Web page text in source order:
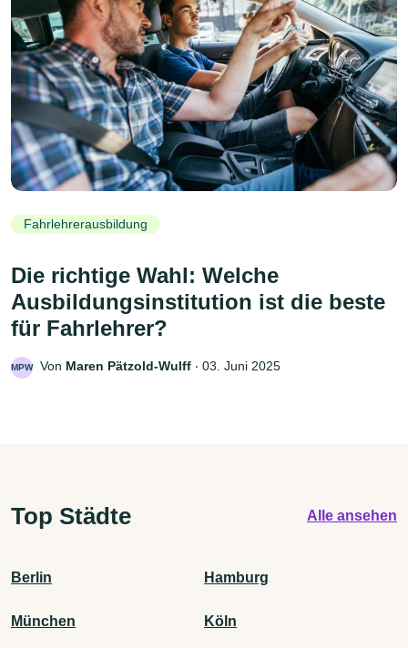
Fahrlehrerausbildung
Die richtige Wahl: Welche
Ausbildungsinstitution ist die beste
für Fahrlehrer?
MPW Von Maren Pätzold-Wulff ‧ 03. Juni 2025
Top Städte Alle ansehen
Berlin Hamburg
München Köln